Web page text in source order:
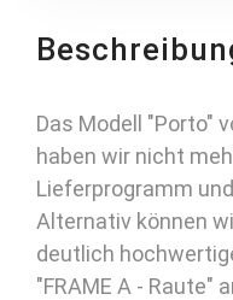
Das Modell "Porto"
haben wir nicht
Lieferprogramm
Alternativ können
deutlich
"FRAME A - Raute"